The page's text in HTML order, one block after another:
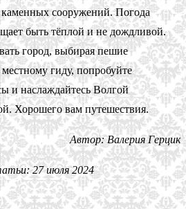
каменных сооружений. Погода
быть тёплой и не дождливой.
город, выбирая пешие
гиду, попробуйте
и наслаждайтесь Волгой
Хорошего вам путешествия.
Автор: Валерия Герцик
27 июля 2024